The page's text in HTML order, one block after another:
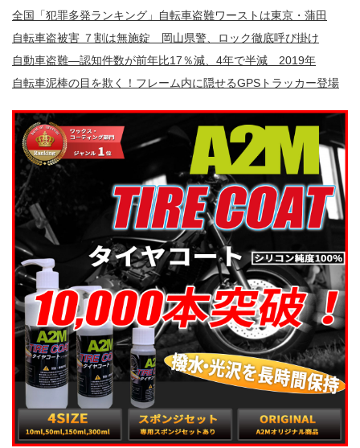
全国「犯罪多発ランキング」自転車盗難ワーストは東京・蒲田
自転車盗被害 ７割は無施錠 岡山県警、ロック徹底呼び掛け
自動車盗難—認知件数が前年比17％減、4年で半減 2019年
自転車泥棒の目を欺く！フレーム内に隠せるGPSトラッカー登場